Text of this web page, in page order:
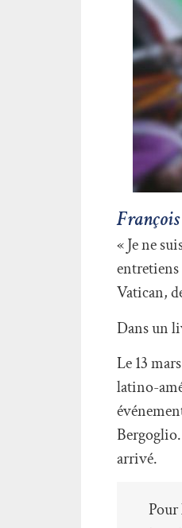
« Je ne
entretiens
Vatican,
Dans un
Le 13
latino-
arrivé.
Pour